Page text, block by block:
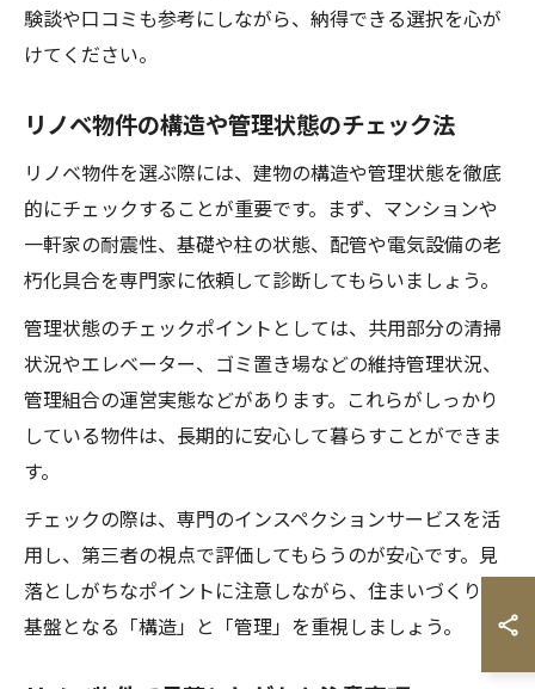
験談や口コミも参考にしながら、納得できる選択を心が
けてください。
リノベ物件の構造や管理状態のチェック法
リノベ物件を選ぶ際には、建物の構造や管理状態を徹底
的にチェックすることが重要です。まず、マンションや
一軒家の耐震性、基礎や柱の状態、配管や電気設備の老
朽化具合を専門家に依頼して診断してもらいましょう。
管理状態のチェックポイントとしては、共用部分の清掃
状況やエレベーター、ゴミ置き場などの維持管理状況、
管理組合の運営実態などがあります。これらがしっかり
している物件は、長期的に安心して暮らすことができま
す。
チェックの際は、専門のインスペクションサービスを活
用し、第三者の視点で評価してもらうのが安心です。見
落としがちなポイントに注意しながら、住まいづくりの
基盤となる「構造」と「管理」を重視しましょう。